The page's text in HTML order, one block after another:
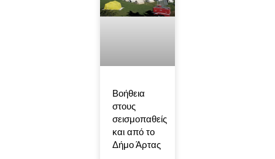
Βοήθεια
στους
σεισμοπαθείς
και από το
Δήμο Άρτας